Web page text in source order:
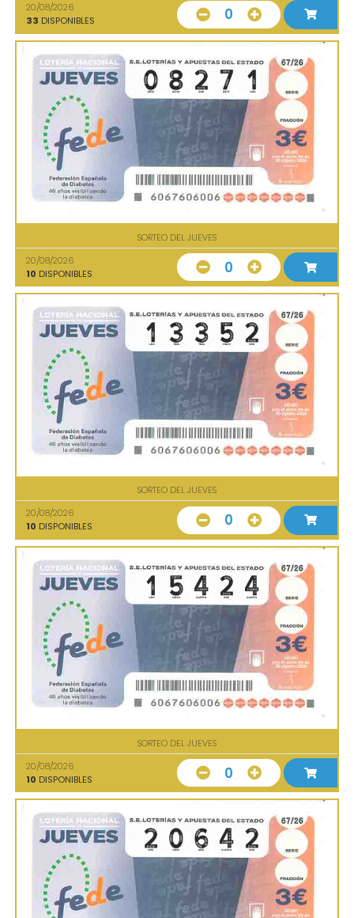
20/08/2026
33 DISPONIBLES 0
SORTEO DEL JUEVES
20/08/2026
10 DISPONIBLES 0
SORTEO DEL JUEVES
20/08/2026
10 DISPONIBLES 0
SORTEO DEL JUEVES
20/08/2026
10 DISPONIBLES 0